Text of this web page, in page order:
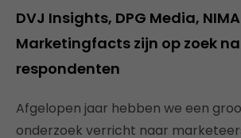
DVJ Insights, DPG Media,
Marketingfacts zijn op zoek
respondenten
Afgelopen jaar hebben we een
onderzoek verricht naar